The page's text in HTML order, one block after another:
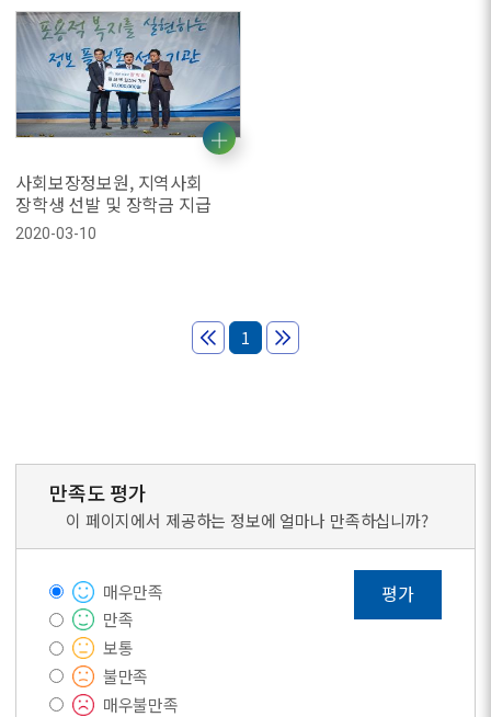
사회보장정보원, 지역사회
장학생 선발 및 장학금 지급
2020-03-10
1
만족도 평가
이 페이지에서 제공하는 정보에 얼마나 만족하십니까?
매우만족
만족
보통
불만족
매우불만족
평가